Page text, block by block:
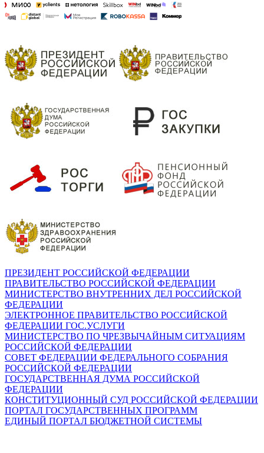
ПРЕЗИДЕНТ РОССИЙСКОЙ ФЕДЕРАЦИИ
ПРАВИТЕЛЬСТВО РОССИЙСКОЙ ФЕДЕРАЦИИ
МИНИСТЕРСТВО ВНУТРЕННИХ ДЕЛ РОССИЙСКОЙ
ФЕДЕРАЦИИ
ЭЛЕКТРОННОЕ ПРАВИТЕЛЬСТВО РОССИЙСКОЙ
ФЕДЕРАЦИИ ГОС.УСЛУГИ
МИНИСТЕРСТВО ПО ЧРЕЗВЫЧАЙНЫМ СИТУАЦИЯМ
РОССИЙСКОЙ ФЕДЕРАЦИИ
СОВЕТ ФЕДЕРАЦИИ ФЕДЕРАЛЬНОГО СОБРАНИЯ
РОССИЙСКОЙ ФЕДЕРАЦИИ
ГОСУДАРСТВЕННАЯ ДУМА РОССИЙСКОЙ
ФЕДЕРАЦИИ
КОНСТИТУЦИОННЫЙ СУД РОССИЙСКОЙ ФЕДЕРАЦИИ
ПОРТАЛ ГОСУДАРСТВЕННЫХ ПРОГРАММ
ЕДИНЫЙ ПОРТАЛ БЮДЖЕТНОЙ СИСТЕМЫ